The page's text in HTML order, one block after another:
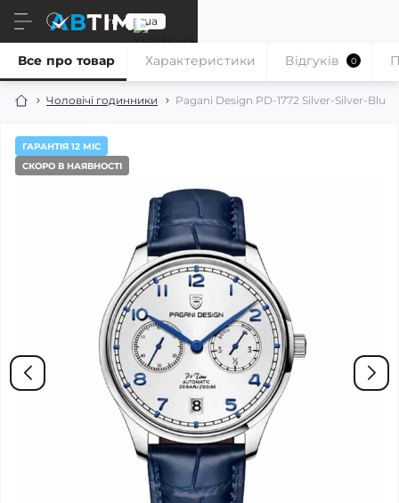
ru ua
Чоловічі годинники Pagani Design PD-1772 Silver-Silver-Blue
Все про товар Характеристики Відгуків 0
ГАРАНТІЯ 12 МІС
СКОРО В НАЯВНОСТІ